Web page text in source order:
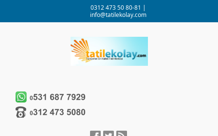
0312 473 50 80-81 |
info@tatilekolay.com